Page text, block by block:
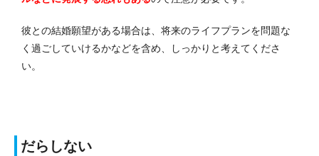
彼との結婚願望がある場合は、将来のライフプランを問題な
く過ごしていけるかなどを含め、しっかりと考えてくださ
い。
だらしない